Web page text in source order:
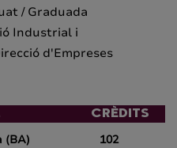
/ Graduada
Industrial i
d'Empreses
CRÈDITS
(BA) 102